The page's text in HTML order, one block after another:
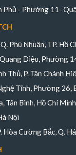
Phủ - Phường 11-
Phú Nhuận, TP. Hồ
Diệu, Phường
Thủ, P. Tân Chánh
Tĩnh, Phường 26,
Tân Bình, Hồ Chí Minh
Nội
Hòa Cường Bắc, Q.